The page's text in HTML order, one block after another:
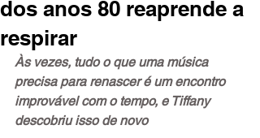
dos anos 80 reaprende a
respirar
Às vezes, tudo o que uma música
precisa para renascer é um encontro
improvável com o tempo, e Tiffany
descobriu isso de novo